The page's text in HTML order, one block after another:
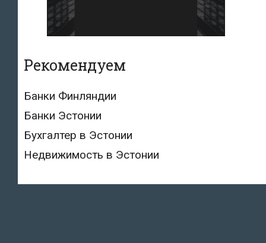
Рекомендуем
Банки Финляндии
Банки Эстонии
Бухгалтер в Эстонии
Недвижимость в Эстонии